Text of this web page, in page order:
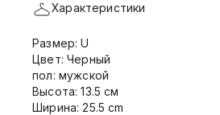
Характеристики
Размер: U
Цвет: Черный
пол: мужской
Высота: 13.5 см
Ширина: 25.5 cm